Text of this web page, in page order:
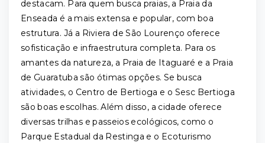
destacam. Para quem busca praias, a Praia da
Enseada é a mais extensa e popular, com boa
estrutura. Já a Riviera de São Lourenço oferece
sofisticação e infraestrutura completa. Para os
amantes da natureza, a Praia de Itaguaré e a Praia
de Guaratuba são ótimas opções. Se busca
atividades, o Centro de Bertioga e o Sesc Bertioga
são boas escolhas. Além disso, a cidade oferece
diversas trilhas e passeios ecológicos, como o
Parque Estadual da Restinga e o Ecoturismo